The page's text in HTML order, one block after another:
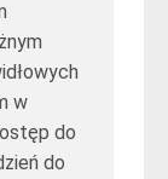
w
do
do